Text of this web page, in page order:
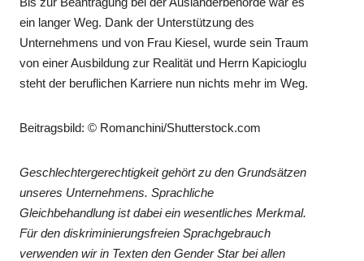
ein langer Weg. Dank der Unterstützung des
Unternehmens und von Frau Kiesel, wurde sein Traum
von einer Ausbildung zur Realität und Herrn Kapicioglu
steht der beruflichen Karriere nun nichts mehr im Weg.
Beitragsbild: © Romanchini/Shutterstock.com
Geschlechtergerechtigkeit gehört zu den Grundsätzen
unseres Unternehmens. Sprachliche
Gleichbehandlung ist dabei ein wesentliches Merkmal.
Für den diskriminierungsfreien Sprachgebrauch
verwenden wir in Texten den Gender Star bei allen